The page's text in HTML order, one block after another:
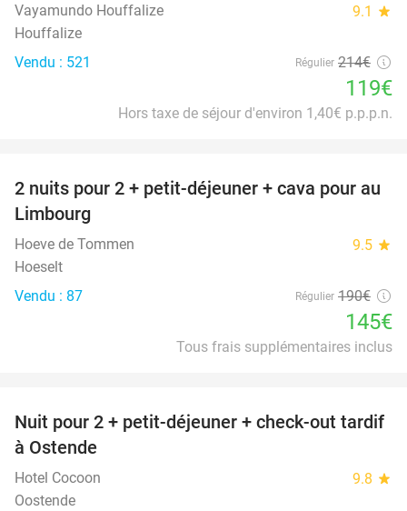
Vayamundo Houffalize 9.1 star
Houffalize
Vendu : 521
Régulier 214€
119€
Hors taxe de séjour d'environ 1,40€ p.p.p.n.
24%
2 nuits pour 2 + petit-déjeuner + cava pour au
Limbourg
Hoeve de Tommen 9.5 star
Hoeselt
Vendu : 87
Régulier 190€
145€
Tous frais supplémentaires inclus
24%
Nuit pour 2 + petit-déjeuner + check-out tardif
à Ostende
Hotel Cocoon 9.8 star
Oostende